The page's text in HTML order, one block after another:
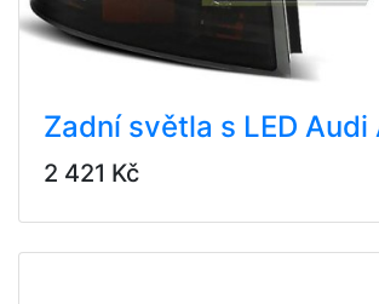
Zadní světla s LED Audi
2 421 Kč